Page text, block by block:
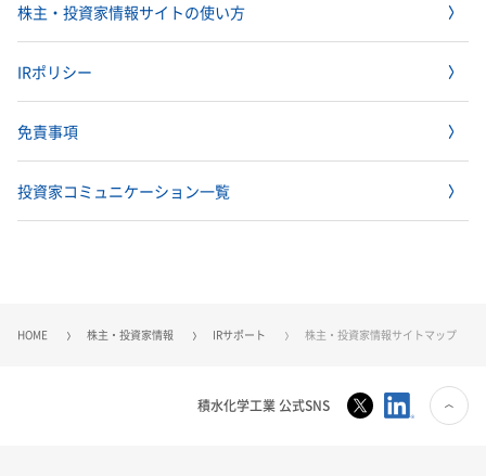
株主・投資家情報サイトの使い方
IRポリシー
免責事項
投資家コミュニケーション一覧
HOME 株主・投資家情報 IRサポート 株主・投資家情報サイトマップ
積水化学工業 公式SNS